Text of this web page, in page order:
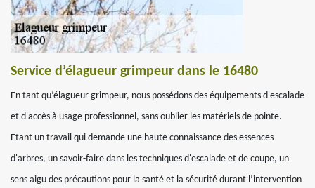
Service d’élagueur grimpeur dans le 16480
En tant qu’élagueur grimpeur, nous possédons des équipements d'escalade
et d'accès à usage professionnel, sans oublier les matériels de pointe.
Etant un travail qui demande une haute connaissance des essences
d'arbres, un savoir-faire dans les techniques d'escalade et de coupe, un
sens aigu des précautions pour la santé et la sécurité durant l’intervention